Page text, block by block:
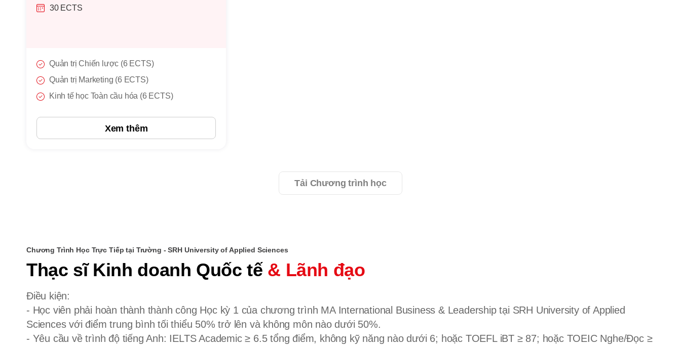
30 ECTS
Quản trị Chiến lược (6 ECTS)
Quản trị Marketing (6 ECTS)
Kinh tế học Toàn cầu hóa (6 ECTS)
Xem thêm
Tải Chương trình học
Chương Trình Học Trực Tiếp tại Trường - SRH University of Applied Sciences
Thạc sĩ Kinh doanh Quốc tế & Lãnh đạo
Điều kiện:
- Học viên phải hoàn thành thành công Học kỳ 1 của chương trình MA International Business & Leadership tại SRH University of Applied
Sciences với điểm trung bình tối thiểu 50% trở lên và không môn nào dưới 50%.
- Yêu cầu về trình độ tiếng Anh: IELTS Academic ≥ 6.5 tổng điểm, không kỹ năng nào dưới 6; hoặc TOEFL iBT ≥ 87; hoặc TOEIC Nghe/Đọc ≥